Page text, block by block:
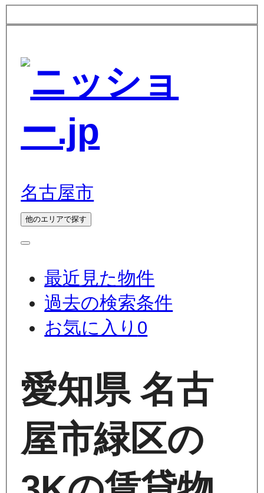
名古屋市
他のエリアで探す
最近見た物件
過去の検索条件
お気に入り 0
愛知県 名古
屋市緑区の